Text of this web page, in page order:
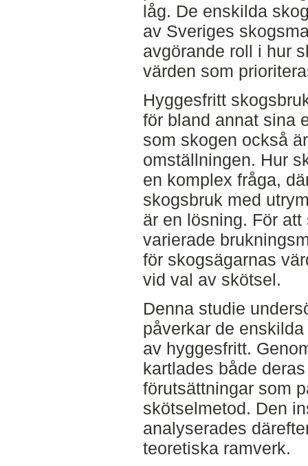
låg. De enskilda
av Sveriges
avgörande roll i hur
värden som
Hyggesfritt
för bland annat sina
som skogen också
omställningen. Hur
en komplex fråga,
skogsbruk med
är en lösning. För
varierade
för skogsägarnas
vid val av skötsel.
Denna studie
påverkar de
av hyggesfritt.
kartlades både
förutsättningar som
skötselmetod. Den
analyserades
teoretiska ramverk.